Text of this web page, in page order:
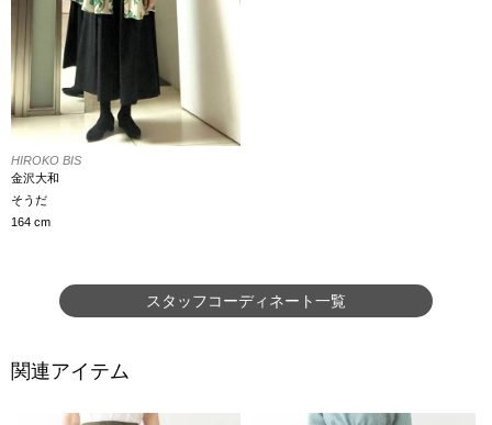
HIROKO BIS
金沢大和
そうだ
164 cm
スタッフコーディネート一覧
関連アイテム